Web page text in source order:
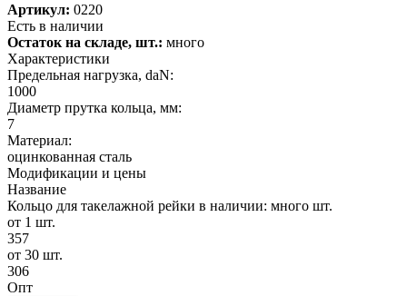
Артикул: 0220
Есть в наличии
Остаток на складе, шт.: много
Характеристики
Предельная нагрузка, daN:
1000
Диаметр прутка кольца, мм:
7
Материал:
оцинкованная сталь
Модификации и цены
Название
Кольцо для такелажной рейки в наличии: много шт.
от 1 шт.
357
от 30 шт.
306
Опт